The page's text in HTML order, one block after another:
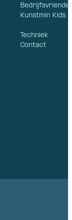
Kunstmin Kids
Techniek
Contact